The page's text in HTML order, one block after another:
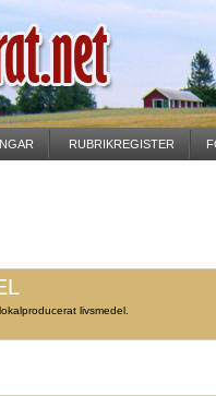
livsmedel.
RUBRIKREGISTER